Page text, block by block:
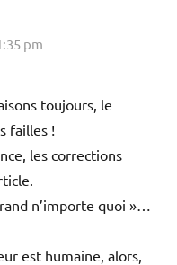
pm
toujours, le
failles !
les corrections
n’importe quoi »…
est humaine, alors,